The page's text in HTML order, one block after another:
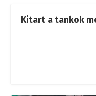
Kitart a tankok